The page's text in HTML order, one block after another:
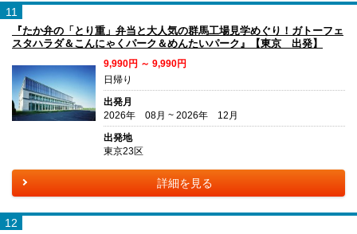
11
『たか弁の「とり重」弁当と大人気の群馬工場見学めぐり！ガトーフェ
スタハラダ＆こんにゃくパーク＆めんたいパーク』【東京 出発】
9,990円 ～ 9,990円
日帰り
出発月
2026年 08月 ~ 2026年 12月
出発地
東京23区
詳細を見る
12